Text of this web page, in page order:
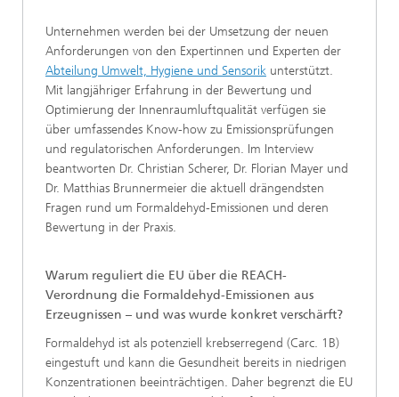
Unternehmen werden bei der Umsetzung der neuen
Anforderungen von den Expertinnen und Experten der
Abteilung Umwelt, Hygiene und Sensorik unterstützt.
Mit langjähriger Erfahrung in der Bewertung und
Optimierung der Innenraumluftqualität verfügen sie
über umfassendes Know-how zu Emissionsprüfungen
und regulatorischen Anforderungen. Im Interview
beantworten Dr. Christian Scherer, Dr. Florian Mayer und
Dr. Matthias Brunnermeier die aktuell drängendsten
Fragen rund um Formaldehyd-Emissionen und deren
Bewertung in der Praxis.
Warum reguliert die EU über die REACH-
Verordnung die Formaldehyd-Emissionen aus
Erzeugnissen – und was wurde konkret verschärft?
Formaldehyd ist als potenziell krebserregend (Carc. 1B)
eingestuft und kann die Gesundheit bereits in niedrigen
Konzentrationen beeinträchtigen. Daher begrenzt die EU